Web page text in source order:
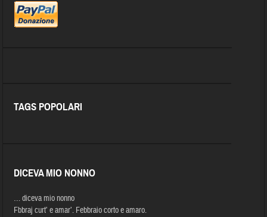
TAGS POPOLARI
DICEVA MIO NONNO
… diceva mio nonno
Fbbraj curt’ e amar’. Febbraio corto e amaro.